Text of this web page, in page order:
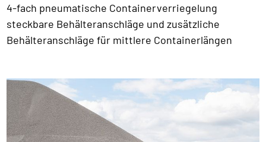
4-fach pneumatische Containerverriegelung
steckbare Behälteranschläge und zusätzliche
Behälteranschläge für mittlere Containerlängen